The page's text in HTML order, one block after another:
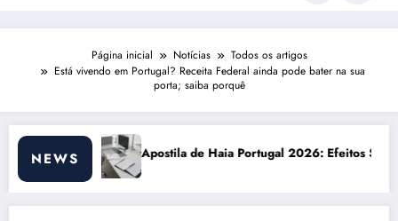
Página inicial Notícias
Todos os artigos
Está vivendo em Portugal? Receita Federal ainda pode bater na sua
porta; saiba porquê
NEWS
Haia Portugal 2026: Efeitos Surpreendentes e OportunidadesCusto de vida